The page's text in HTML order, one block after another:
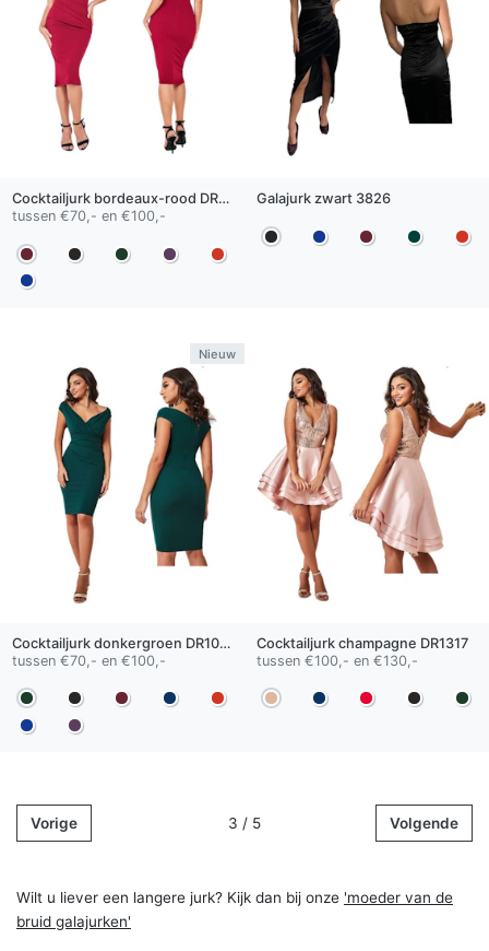
Cocktailjurk bordeaux-rood DR4135
tussen €70,- en €100,-
Galajurk zwart3826
Nieuw
Cocktailjurk donkergroen DR1092SS
tussen €70,- en €100,-
Cocktailjurk champagne DR1317
tussen €100,- en €130,-
Vorige 3 / 5 Volgende
Wilt u liever een langere jurk? Kijk dan bij onze 'moeder van de
bruid galajurken'